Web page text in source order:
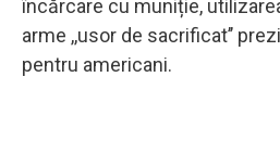
încărcare cu muniție,
arme ,,usor de sacrificat’’
pentru americani.